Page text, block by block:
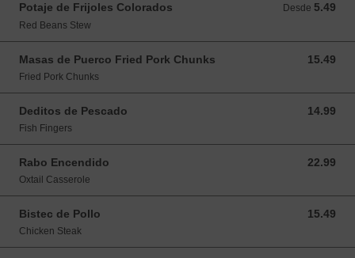
Potaje de Frijoles Colorados Desde 5.49
Desde 5.49 USD
Red Beans Stew
Masas de Puerco Fried Pork Chunks 15.49
15.49 USD
Fried Pork Chunks
Deditos de Pescado 14.99
14.99 USD
Fish Fingers
Rabo Encendido 22.99
22.99 USD
Oxtail Casserole
Bistec de Pollo 15.49
15.49 USD
Chicken Steak